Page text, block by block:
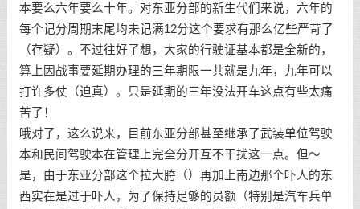
本要么六年要么十年。对东亚分部的新生代们来说，六年的
每个记分周期末尾均未记满12分这个要求有那么亿些严苛了
（存疑）。不过往好了想，大家的行驶证基本都是全新的，
算上因战事要延期办理的三年期限一共就是九年，九年可以
打许多仗（迫真）。只是延期的三年没法开车这点有些太痛
苦了！
哦对了，这么说来，目前东亚分部甚至继承了武装单位驾驶
本和民间驾驶本在管理上完全分开互不干扰这一点。但～
是，由于东亚分部这个拉大胯（）再加上南边那个吓人的东
西实在是过于吓人，为了保持足够的员额（特别是汽车兵单